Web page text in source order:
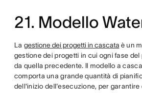
21. Modello
La gestione dei progetti in cascata è un
gestione dei progetti in cui ogni fase
da quella precedente. Il modello a
comporta una grande quantità di
dell'inizio dell'esecuzione, per garantire